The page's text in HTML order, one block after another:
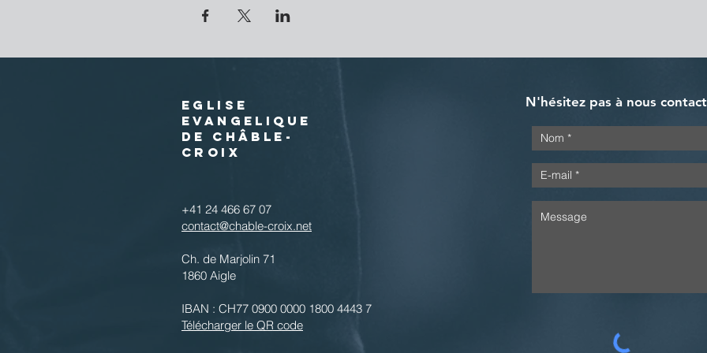
EGLISE
EVANGELIQUE
DE CHÂBLE-
CROIX
+41 24 466 67 07
contact@chable-croix.net
Ch. de Marjolin 71
1860 Aigle
IBAN : CH77 0900 0000 1800 4443 7
Télécharger le QR code
N'hésitez pas à nous